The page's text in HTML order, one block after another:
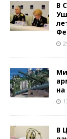
В
на
В